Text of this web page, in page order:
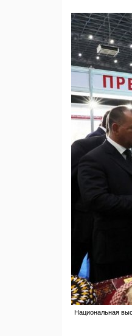
Национальная